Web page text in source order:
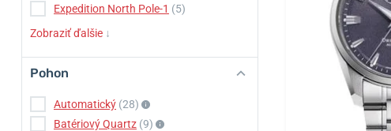
Expedition North Pole-1 (5)
Zobraziť ďalšie ↓
Pohon
Automatický (28)
Batériový Quartz (9)